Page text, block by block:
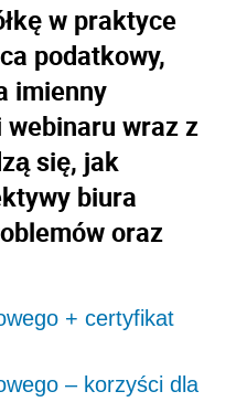
w praktyce
podatkowy,
imienny
wraz z
się, jak
biura
oraz
+ certyfikat
– korzyści dla